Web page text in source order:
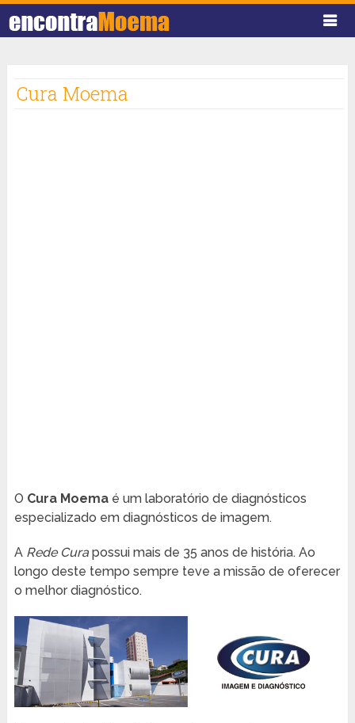
Cura Moema
O Cura Moemaé um laboratório de diagnósticos
especializado em diagnósticos de imagem.
A Rede Curapossui mais de 35 anos de história. Ao
longo deste tempo sempre teve a missão de oferecer
o melhor diagnóstico.